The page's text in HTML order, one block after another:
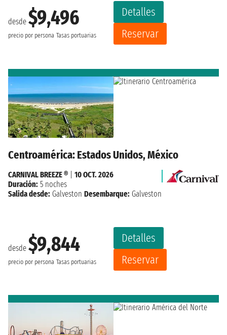
desde $9,496
precio por persona Tasas portuarias
Detalles
Reservar
Centroamérica: Estados Unidos, México
desde $9,844
precio por persona Tasas portuarias
Detalles
Reservar
CARNIVAL BREEZE ®
10 OCT. 2026
Duración: 5 noches
Salida desde: Galveston Desembarque: Galveston